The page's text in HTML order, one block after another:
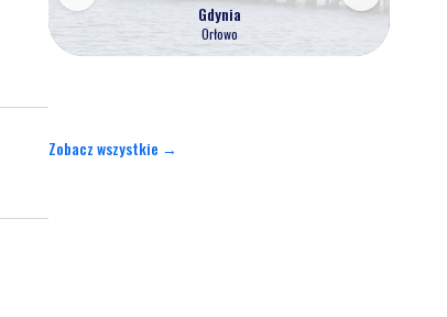
Gdynia
Orłowo
Zobacz wszystkie →